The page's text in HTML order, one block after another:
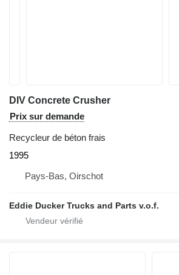
DIV Concrete Crusher
Prix sur demande
Recycleur de béton frais
1995
Pays-Bas, Oirschot
Eddie Ducker Trucks and Parts v.o.f.